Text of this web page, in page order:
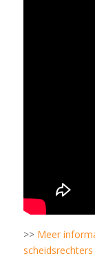
>> Meer
scheidsrechters